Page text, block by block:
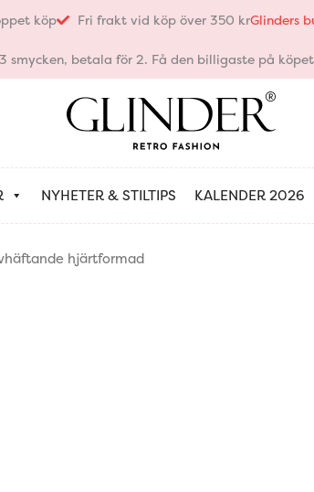
köp Fri frakt vid köp över 350 krGlinders
smycken, betala för 2. Få den billigaste på
NYHETER & STILTIPS KALENDER 2026
hjärtformad